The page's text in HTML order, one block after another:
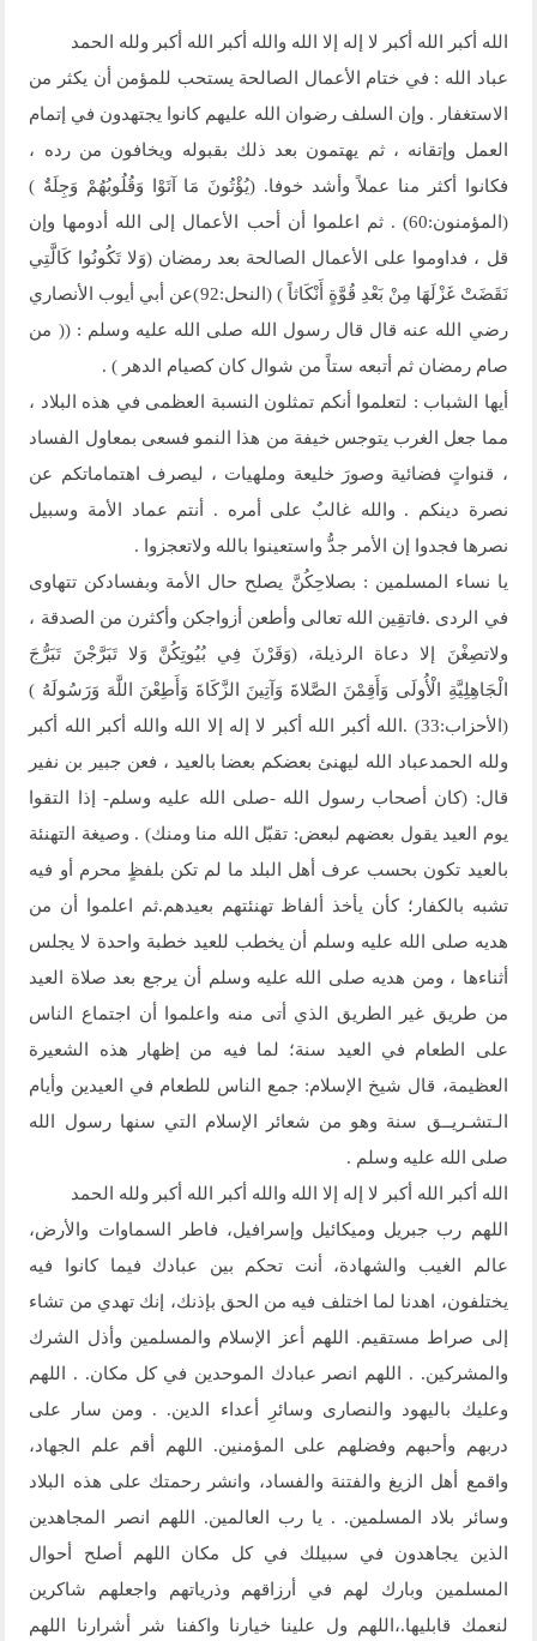
الله أكبر الله أكبر لا إله إلا الله والله أكبر الله أكبر ولله الحمد
عباد الله : في ختام الأعمال الصالحة يستحب للمؤمن أن يكثر من
الاستغفار . وإن السلف رضوان الله عليهم كانوا يجتهدون في إتمام
العمل وإتقانه ، ثم يهتمون بعد ذلك بقبوله ويخافون من رده ،
فكانوا أكثر منا عملاً وأشد خوفا. (يُؤْتُونَ مَا آتَوْا وَقُلُوبُهُمْ وَجِلَةٌ )
(المؤمنون:60) . ثم اعلموا أن أحب الأعمال إلى الله أدومها وإن
قل ، فداوموا على الأعمال الصالحة بعد رمضان (وَلا تَكُونُوا كَالَّتِي
نَقَضَتْ غَزْلَهَا مِنْ بَعْدِ قُوَّةٍ أَنْكَاثاً ) (النحل:92)عن أبي أيوب الأنصاري
رضي الله عنه قال قال رسول الله صلى الله عليه وسلم : (( من
صام رمضان ثم أتبعه ستاً من شوال كان كصيام الدهر ) .
أيها الشباب : لتعلموا أنكم تمثلون النسبة العظمى في هذه البلاد ،
مما جعل الغرب يتوجس خيفة من هذا النمو فسعى بمعاول الفساد
، قنواتٍ فضائية وصورَ خليعة وملهيات ، ليصرف اهتماماتكم عن
نصرة دينكم . والله غالبٌ على أمره . أنتم عماد الأمة وسبيل
نصرها فجدوا إن الأمر جدُّ واستعينوا بالله ولاتعجزوا .
يا نساء المسلمين : بصلاحِكُنَّ يصلح حال الأمة وبفسادكن تتهاوى
في الردى .فاتقِين الله تعالى وأطعن أزواجكن وأكثرن من الصدقة ،
ولاتصِغْنَ إلا دعاة الرذيلة، (وَقَرْنَ فِي بُيُوتِكُنَّ وَلا تَبَرَّجْنَ تَبَرُّجَ
الْجَاهِلِيَّةِ الْأُولَى وَأَقِمْنَ الصَّلاةَ وَآتِينَ الزَّكَاةَ وَأَطِعْنَ اللَّهَ وَرَسُولَهُ )
(الأحزاب:33) .الله أكبر الله أكبر لا إله إلا الله والله أكبر الله أكبر
ولله الحمدعباد الله ليهنئ بعضكم بعضا بالعيد ، فعن جبير بن نفير
قال: (كان أصحاب رسول الله -صلى الله عليه وسلم- إذا التقوا
يوم العيد يقول بعضهم لبعض: تقبّل الله منا ومنك) . وصيغة التهنئة
بالعيد تكون بحسب عرف أهل البلد ما لم تكن بلفظٍ محرم أو فيه
تشبه بالكفار؛ كأن يأخذ ألفاظ تهنئتهم بعيدهم.ثم اعلموا أن من
هديه صلى الله عليه وسلم أن يخطب للعيد خطبة واحدة لا يجلس
أثناءها ، ومن هديه صلى الله عليه وسلم أن يرجع بعد صلاة العيد
من طريق غير الطريق الذي أتى منه واعلموا أن اجتماع الناس
على الطعام في العيد سنة؛ لما فيه من إظهار هذه الشعيرة
العظيمة، قال شيخ الإسلام: جمع الناس للطعام في العيدين وأيام
الـتشـريــق سنة وهو من شعائر الإسلام التي سنها رسول الله
صلى الله عليه وسلم .
الله أكبر الله أكبر لا إله إلا الله والله أكبر الله أكبر ولله الحمد
اللهم رب جبريل وميكائيل وإسرافيل، فاطر السماوات والأرض،
عالم الغيب والشهادة، أنت تحكم بين عبادك فيما كانوا فيه
يختلفون، اهدنا لما اختلف فيه من الحق بإذنك، إنك تهدي من تشاء
إلى صراط مستقيم. اللهم أعز الإسلام والمسلمين وأذل الشرك
والمشركين. . اللهم انصر عبادك الموحدين في كل مكان. . اللهم
وعليك باليهود والنصارى وسائرِ أعداء الدين. . ومن سار على
دربهم وأحبهم وفضلهم على المؤمنين. اللهم أقم علم الجهاد،
واقمع أهل الزيغ والفتنة والفساد، وانشر رحمتك على هذه البلاد
وسائر بلاد المسلمين. . يا رب العالمين. اللهم انصر المجاهدين
الذين يجاهدون في سبيلك في كل مكان اللهم أصلح أحوال
المسلمين وبارك لهم في أرزاقهم وذرياتهم واجعلهم شاكرين
لنعمك قابليها.،اللهم ول علينا خيارنا واكفنا شر أشرارنا اللهم